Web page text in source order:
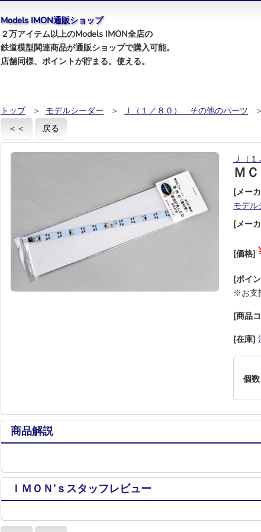
Models IMON通販ショップ
２万アイテム以上のModels IMON全店の
鉄道模型関連商品が通販ショップで購入可能。
店舗同様、ポイントが貯まる。使える。
トップ ＞ モデルシーダー ＞ Ｊ（１／８０） その他のパーツ
＜＜
戻る
Ｊ（
Ｍ
[メー
モデル
[メー
[価格]
[ポイ
※お支
[商品
[在庫]
個数
商品解説
ＩＭＯＮ’ｓスタッフレビュー